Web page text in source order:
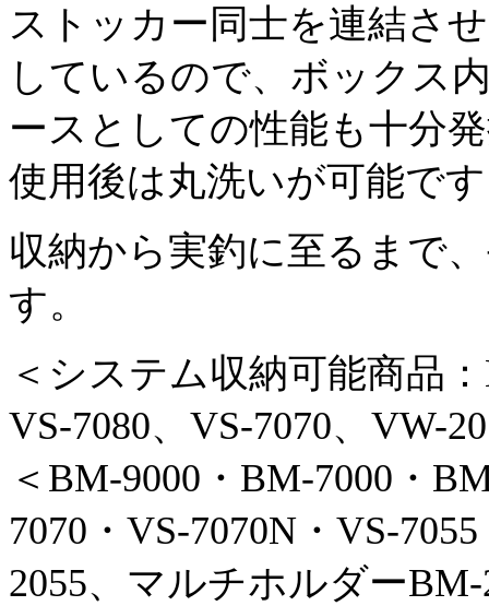
ストッカー同士を連結さ
しているので、ボックス
ースとしての性能も十分
使用後は丸洗いが可能で
収納から実釣に至るまで
す。
＜システム収納可能商品
VS-7080、VS-7070、VW-
＜BM-9000・BM-7000・
7070・VS-7070N・VS-
2055、マルチホルダー